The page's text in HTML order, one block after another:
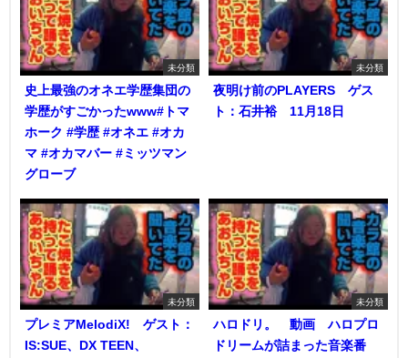
未分類
史上最強のオネエ学歴集団の
学歴がすごかったwww#トマ
ホーク #学歴 #オネエ #オカ
マ #オカマバー #ミッツマン
グローブ
未分類
夜明け前のPLAYERS ゲス
ト：石井裕 11月18日
未分類
プレミアMelodiX! ゲスト：
IS:SUE、DX TEEN、
未分類
ハロドリ。 動画 ハロプロ
ドリームが詰まった音楽番